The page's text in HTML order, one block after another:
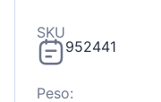
SKU
952441
Peso: